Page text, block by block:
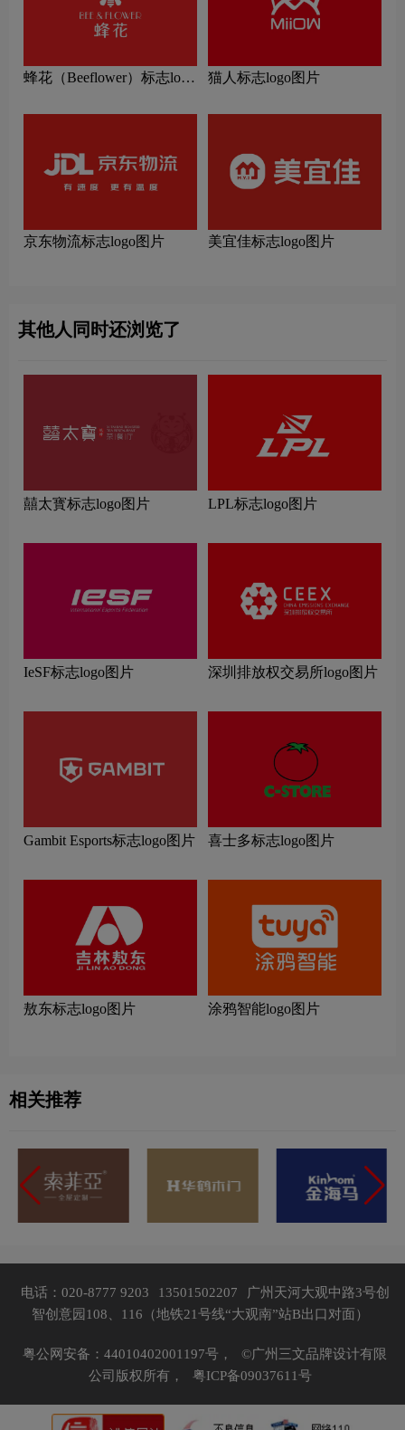
蜂花（Beeflower）标志logo
猫人标志logo图片
京东物流标志logo图片 美宜佳标志logo图片
其他人同时还浏览了
囍太寳标志logo图片 LPL标志logo图片
IeSF标志logo图片 深圳排放权交易所logo图片
Gambit Esports标志logo图片 喜士多标志logo图片
敖东标志logo图片 涂鸦智能logo图片
相关推荐
电话：020-8777 9203 13501502207
广州天河大观中路3号创
智创意园108、116（地铁21号线“大观南”站B出口对面）
粤公网安备：44010402001197号，
©广州三文品牌设计有限
公司版权所有，
粤ICP备09037611号